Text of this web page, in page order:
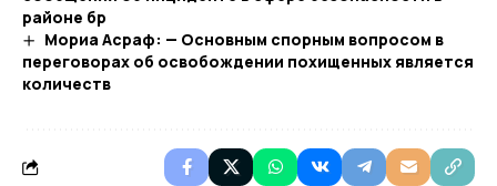
районе бр
Мориа Асраф: — Основным спорным вопросом в
переговорах об освобождении похищенных является
количеств